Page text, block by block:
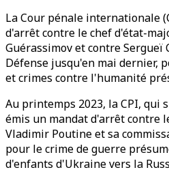
La Cour pénale internationale
d'arrêt contre le chef d'état-
Guérassimov et contre Sergueï
Défense jusqu'en mai dernier,
et crimes contre l'humanité
Au printemps 2023, la CPI, qui
émis un mandat d'arrêt contre
Vladimir Poutine et sa
pour le crime de guerre
d'enfants d'Ukraine vers la